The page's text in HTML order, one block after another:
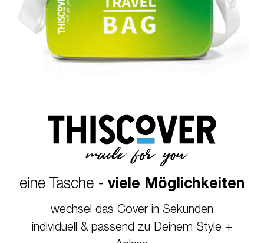
eine Tasche - viele Möglichkeiten
wechsel das Cover in Sekunden
individuell & passend zu Deinem Style +